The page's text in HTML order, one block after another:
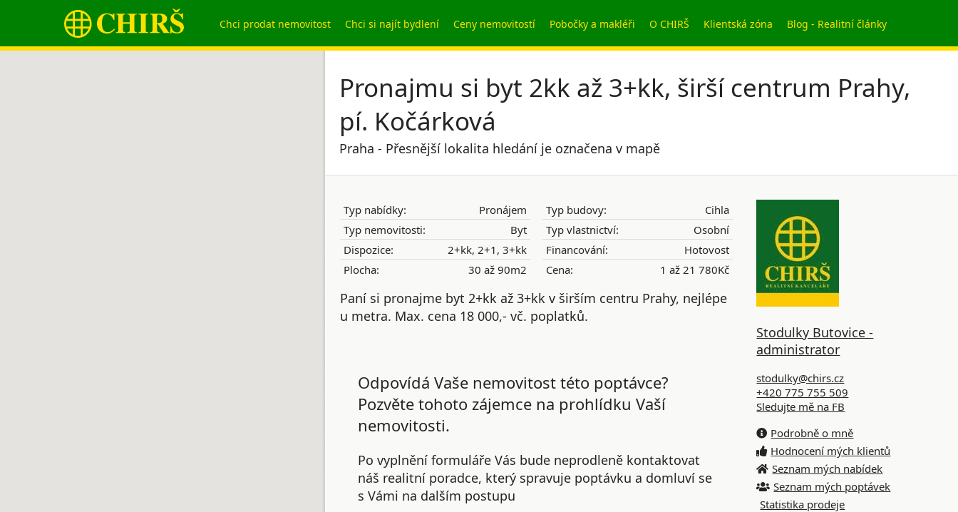
Chci prodat nemovitost Chci si najít bydlení Ceny nemovitostí Pobočky a makléři O CHIRŠ Klientská zóna Blog - Realitní články
Pronajmu si byt 2kk až 3+kk, širší centrum Prahy,
pí. Kočárková
Praha - Přesnější lokalita hledání je označena v mapě
Typ nabídky:
Pronájem
Typ nemovitosti:
Byt
Dispozice:
2+kk, 2+1, 3+kk
Plocha:
30 až 90m2
Typ budovy:
Cihla
Typ vlastnictví:
Osobní
Financování:
Hotovost
Cena:
1 až 21 780Kč
Paní si pronajme byt 2+kk až 3+kk v širším centru Prahy, nejlépe
u metra. Max. cena 18 000,- vč. poplatků.
Odpovídá Vaše nemovitost této poptávce?
Pozvěte tohoto zájemce na prohlídku Vaší
nemovitosti.
Po vyplnění formuláře Vás bude neprodleně kontaktovat
náš realitní poradce, který spravuje poptávku a domluví se
s Vámi na dalším postupu
Stodulky Butovice -
administrator
stodulky@chirs.cz
+420 775 755 509
Sledujte mě na FB
Podrobně o mně
Hodnocení mých klientů
Seznam mých nabídek
Seznam mých poptávek
Statistika prodeje